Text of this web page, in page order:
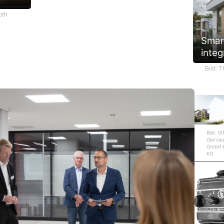
Bild:
Bild:
GmbH
KG